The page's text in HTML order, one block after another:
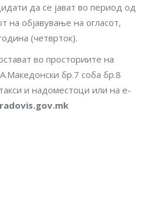
да се јават во период од
на објавување на огласот,
(четврток).
во просториите на
бр.7 соба бр.8
и надоместоци или на е-